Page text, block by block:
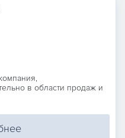
в области продаж и